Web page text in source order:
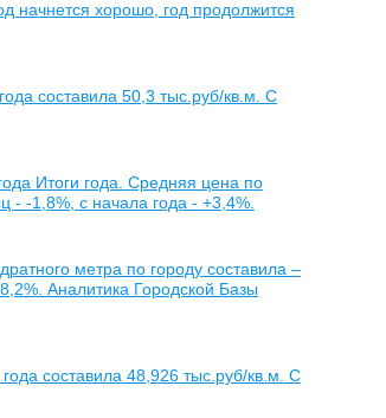
начнется хорошо, год продолжится
составила 50,3 тыс.руб/кв.м. С
Итоги года. Средняя цена по
- -1,8%, с начала года - +3,4%.
метра по городу составила –
Аналитика Городской Базы
составила 48,926 тыс.руб/кв.м. С